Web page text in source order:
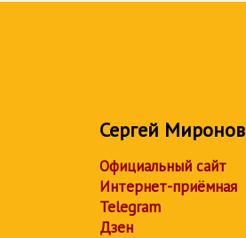
Сергей Миронов
Официальный сайт
Интернет-приёмная
Telegram
Дзен